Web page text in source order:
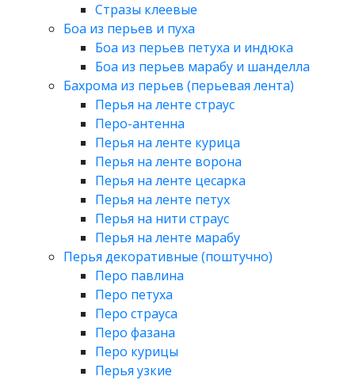
Стразы клеевые
Боа из перьев и пуха
Боа из перьев петуха и индюка
Боа из перьев марабу и шанделла
Бахрома из перьев (перьевая лента)
Перья на ленте страус
Перо-антенна
Перья на ленте курица
Перья на ленте ворона
Перья на ленте цесарка
Перья на ленте петух
Перья на нити страус
Перья на ленте марабу
Перья декоративные (поштучно)
Перо павлина
Перо петуха
Перо страуса
Перо фазана
Перо курицы
Перья узкие